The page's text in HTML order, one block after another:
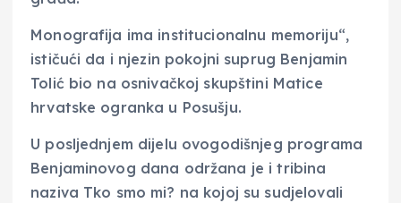
Monografija ima institucionalnu memoriju“,
ističući da i njezin pokojni suprug Benjamin
Tolić bio na osnivačkoj skupštini Matice
hrvatske ogranka u Posušju.
U posljednjem dijelu ovogodišnjeg programa
Benjaminovog dana održana je i tribina
naziva Tko smo mi? na kojoj su sudjelovali